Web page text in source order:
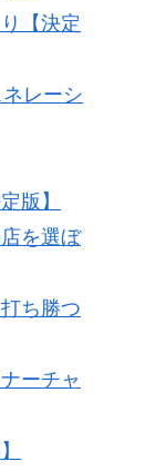
【決定
レーシ
版】
を選ぼ
ち勝つ
ーチャ